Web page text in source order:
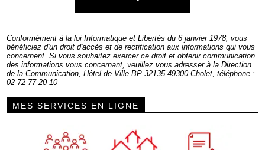
Conformément à la loi Informatique et Libertés du 6 janvier 1978, vous
bénéficiez d'un droit d'accès et de rectification aux informations qui vous
concernent. Si vous souhaitez exercer ce droit et obtenir communication
des informations vous concernant, veuillez vous adresser à la Direction
de la Communication, Hôtel de Ville BP 32135 49300 Cholet, téléphone :
02 72 77 20 10
MES SERVICES EN LIGNE